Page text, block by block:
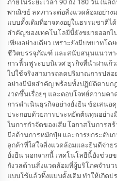
ภายในระยะเวลา 90 ถึง 180 วันในส
พาณิชย์ ลดภาระต่อสิ่งแวดล้อมอย่าง
แบบดั้งเดิมที่อาจคงอยู่ในธรรมชาติไ
สำคัญของเทคโนโลยีนี้ยังขยายออกไ
เพียงอย่างเดียว เพราะยังมีบทบาทโ
ชีวิตบรรจุภัณฑ์ และสนับสนุนแนวทา
การฟื้นฟูระบบนิเวศ ธุรกิจที่นำฝาแก้
ไปใช้จริงสามารถลดปริมาณการปล่อ
อย่างมีนัยสำคัญ พร้อมทั้งปฏิบัติตามก
งวดขึ้นเรื่อยๆ และตอบโจทย์ความค
การดำเนินธุรกิจอย่างยั่งยืน ข้อเสนอ
ประกอบด้วยการประหยัดต้นทุนอย่า
ในการกำจัดของเสีย โอกาสในการส
มือด้านการหมักปุ๋ย และการยกระดับ
ลูกค้าที่ใส่ใจสิ่งแวดล้อมและยินดีจ่า
ยั่งยืน นอกจากนี้ เทคโนโลยีนี้ยังช่ว
กังวลด้านสิ่งแวดล้อมที่ผู้บริโภคจำน
แบบใช้แล้วทิ้งแบบดั้งเดิม ทำให้เกิด